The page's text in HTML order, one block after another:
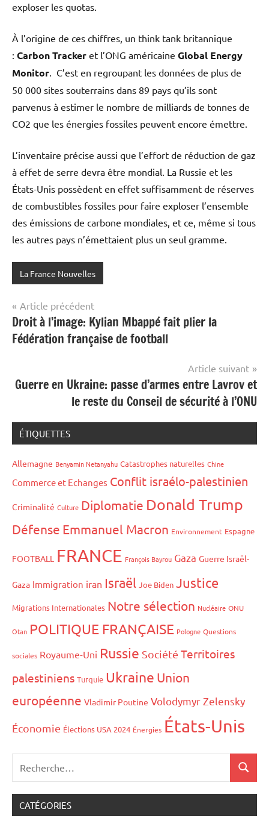
exploser les quotas.
À l’origine de ces chiffres, un think tank britannique
: Carbon Tracker et l’ONG américaine Global Energy
Monitor. C’est en regroupant les données de plus de
50 000 sites souterrains dans 89 pays qu’ils sont
parvenus à estimer le nombre de milliards de tonnes de
CO2 que les énergies fossiles peuvent encore émettre.
L’inventaire précise aussi que l’effort de réduction de gaz
à effet de serre devra être mondial. La Russie et les
États-Unis possèdent en effet suffisamment de réserves
de combustibles fossiles pour faire exploser l’ensemble
des émissions de carbone mondiales, et ce, même si tous
les autres pays n’émettaient plus un seul gramme.
La France Nouvelles
Navigation
de
l’article
Article précédent
Droit à l’image: Kylian Mbappé fait plier la
Fédération française de football
Article suivant
Guerre en Ukraine: passe d’armes entre Lavrov et
le reste du Conseil de sécurité à l’ONU
ÉTIQUETTES
Allemagne Benyamin Netanyahu Catastrophes naturelles Chine
Commerce et Echanges Conflit israélo-palestinien
Criminalité Culture Diplomatie Donald Trump
Défense Emmanuel Macron Environnement Espagne
FOOTBALL FRANCE François Bayrou Gaza Guerre Israël-
Gaza Immigration iran Israël Joe Biden Justice
Migrations Internationales Notre sélection Nucléaire ONU
Otan POLITIQUE FRANÇAISE Pologne Questions
sociales Royaume-Uni Russie Société Territoires
palestiniens Turquie Ukraine Union
européenne Vladimir Poutine Volodymyr Zelensky
Économie Élections USA 2024 Énergies États-Unis
CATÉGORIES